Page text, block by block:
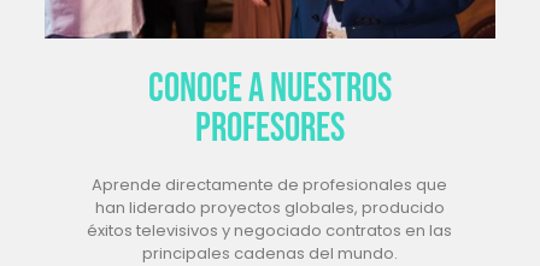
Conoce a nuestros
profesores
Aprende directamente de profesionales que
han liderado proyectos globales, producido
éxitos televisivos y negociado contratos en las
principales cadenas del mundo.